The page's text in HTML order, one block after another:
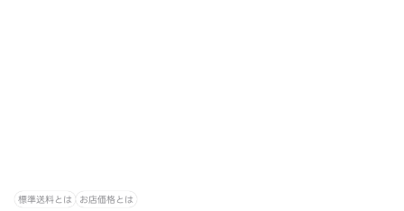
標準送料とは お店価格とは